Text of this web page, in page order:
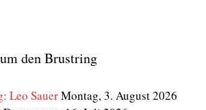
den Brustring
Leo SauerMontag, 3. August 2026